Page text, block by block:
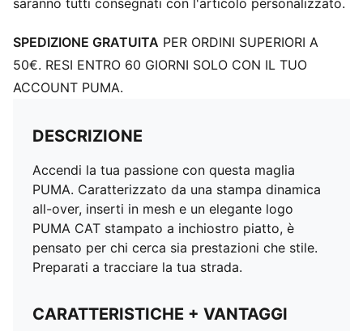
saranno tutti consegnati con l'articolo personalizzato.
SPEDIZIONE GRATUITA PER ORDINI SUPERIORI A
50€. RESI ENTRO 60 GIORNI SOLO CON IL TUO
ACCOUNT PUMA.
DESCRIZIONE
Accendi la tua passione con questa maglia
PUMA. Caratterizzato da una stampa dinamica
all-over, inserti in mesh e un elegante logo
PUMA CAT stampato a inchiostro piatto, è
pensato per chi cerca sia prestazioni che stile.
Preparati a tracciare la tua strada.
CARATTERISTICHE + VANTAGGI